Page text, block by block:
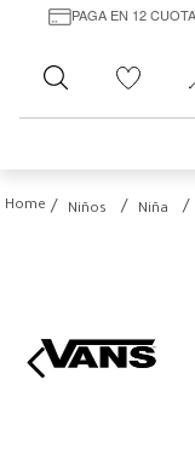
PAGA EN 12
Buscar
Niños Niña